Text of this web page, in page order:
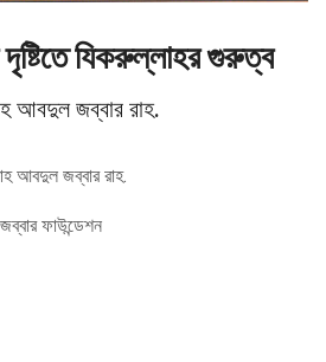
যিকরুল্লাহর গুরুত্ব
আবদুল জব্বার রাহ.
আবদুল জব্বার রাহ.
ফাউন্ডেশন